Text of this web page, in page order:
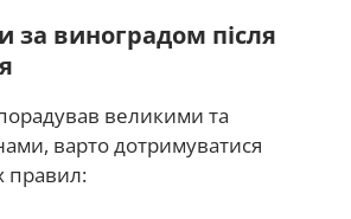
за виноградом після
великими та
варто дотримуватися
правил: